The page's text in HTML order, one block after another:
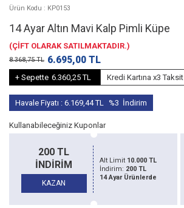
Ürün Kodu : KP0153
14 Ayar Altın Mavi Kalp Pimli Küpe
(ÇİFT OLARAK SATILMAKTADIR.)
8.368,75TL 6.695,00 TL
+ Sepette 6.360,25 TL Kredi Kartına x3 Taksit
Havale Fiyatı : 6.169,44TL %3 İndirim
Kullanabileceğiniz Kuponlar
10.000 TL
İNDİRİM
KAZAN
Alt Limit